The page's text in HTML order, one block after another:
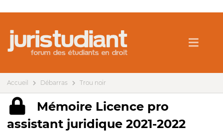
Accueil Débarras Trou noir
Mémoire Licence pro
assistant juridique 2021-2022